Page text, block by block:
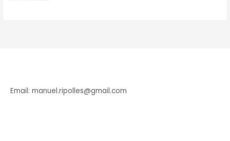
Email: manuel.ripolles@gmail.com